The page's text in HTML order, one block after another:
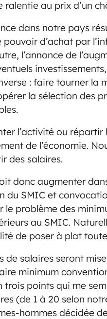
ralentie au prix d’un
dans notre pays
d’achat par
l’annonce de
: faire tourner la
la sélection des
l’activité ou
de l’économie.
des salaires.
donc augmenter
du SMIC et
problème des
au SMIC.
de poser à plat
de salaires seront
minimum
points qui me
(de 1 à 20 selon
hommes décidée